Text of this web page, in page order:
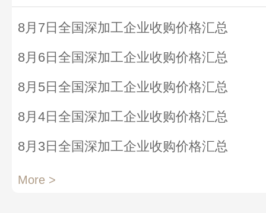
8月7日全国深加工企业收购价格汇总
8月6日全国深加工企业收购价格汇总
8月5日全国深加工企业收购价格汇总
8月4日全国深加工企业收购价格汇总
8月3日全国深加工企业收购价格汇总
More >